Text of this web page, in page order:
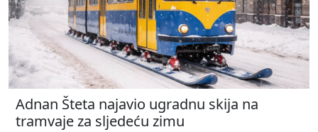
Adnan Šteta najavio ugradnu skija na
tramvaje za sljedeću zimu